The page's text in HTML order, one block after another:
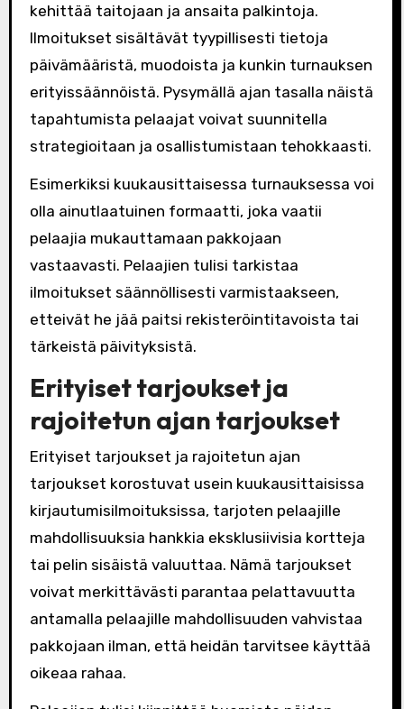
kehittää taitojaan ja ansaita palkintoja.
Ilmoitukset sisältävät tyypillisesti tietoja
päivämääristä, muodoista ja kunkin turnauksen
erityissäännöistä. Pysymällä ajan tasalla näistä
tapahtumista pelaajat voivat suunnitella
strategioitaan ja osallistumistaan tehokkaasti.
Esimerkiksi kuukausittaisessa turnauksessa voi
olla ainutlaatuinen formaatti, joka vaatii
pelaajia mukauttamaan pakkojaan
vastaavasti. Pelaajien tulisi tarkistaa
ilmoitukset säännöllisesti varmistaakseen,
etteivät he jää paitsi rekisteröintitavoista tai
tärkeistä päivityksistä.
Erityiset tarjoukset ja
rajoitetun ajan tarjoukset
Erityiset tarjoukset ja rajoitetun ajan
tarjoukset korostuvat usein kuukausittaisissa
kirjautumisilmoituksissa, tarjoten pelaajille
mahdollisuuksia hankkia eksklusiivisia kortteja
tai pelin sisäistä valuuttaa. Nämä tarjoukset
voivat merkittävästi parantaa pelattavuutta
antamalla pelaajille mahdollisuuden vahvistaa
pakkojaan ilman, että heidän tarvitsee käyttää
oikeaa rahaa.